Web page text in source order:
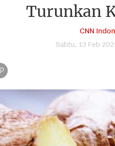
Turunkan
CNN
Sabtu, 13 Feb